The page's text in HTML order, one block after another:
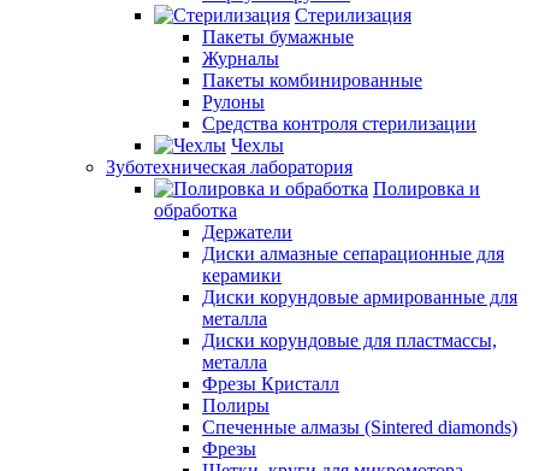
Стерилизация
Пакеты бумажные
Журналы
Пакеты комбинированные
Рулоны
Средства контроля стерилизации
Чехлы
Зуботехническая лаборатория
Полировка и
обработка
Держатели
Диски алмазные сепарационные для
керамики
Диски корундовые армированные для
металла
Диски корундовые для пластмассы,
металла
Фрезы Кристалл
Полиры
Спеченные алмазы (Sintered diamonds)
Фрезы